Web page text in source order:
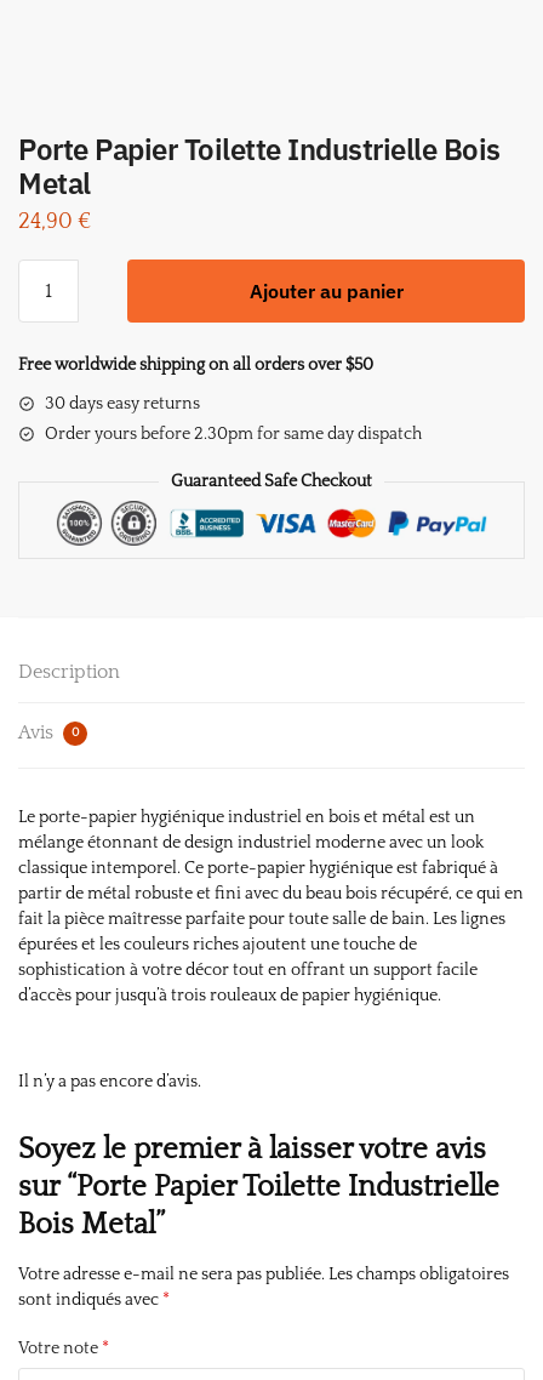
Porte Papier Toilette Industrielle Bois
Metal
24,90 €
Papier
Industrielle
Bois
Ajouter au panier
Free worldwide shipping on all orders over $50
30 days easy returns
Order yours before 2.30pm for same day dispatch
Guaranteed Safe Checkout
Description
Avis 0
Le porte-papier hygiénique industriel en bois et métal est un
mélange étonnant de design industriel moderne avec un look
classique intemporel. Ce porte-papier hygiénique est fabriqué à
partir de métal robuste et fini avec du beau bois récupéré, ce qui en
fait la pièce maîtresse parfaite pour toute salle de bain. Les lignes
épurées et les couleurs riches ajoutent une touche de
sophistication à votre décor tout en offrant un support facile
d’accès pour jusqu’à trois rouleaux de papier hygiénique.
Il n’y a pas encore d’avis.
Soyez le premier à laisser votre avis
sur “Porte Papier Toilette Industrielle
Bois Metal”
Votre adresse e-mail ne sera pas publiée. Les champs obligatoires
sont indiqués avec *
Votre note *